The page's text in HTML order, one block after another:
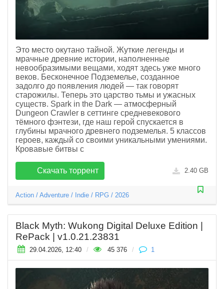
Это место окутано тайной. Жуткие легенды и
мрачные древние истории, наполненные
невообразимыми вещами, ходят здесь уже много
веков. Бесконечное Подземелье, созданное
задолго до появления людей — так говорят
старожилы. Теперь это царство тьмы и ужасных
существ. Spark in the Dark — атмосферный
Dungeon Crawler в сеттинге средневекового
тёмного фэнтези, где наш герой спускается в
глубины мрачного древнего подземелья. 5 классов
героев, каждый со своими уникальными умениями.
Кровавые битвы с
Скачать торрент 2.40 GB
Action / Adventure / Indie / RPG / 2026
Black Myth: Wukong Digital Deluxe Edition |
RePack | v1.0.21.23831
29.04.2026, 12:40 / 45 376 / 1